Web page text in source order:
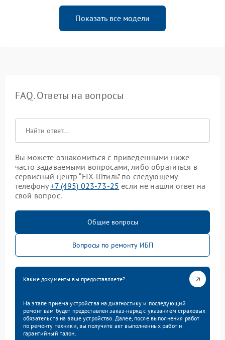
Показать все модели
FAQ. Ответы на вопросы
Вы можете ознакомиться с приведенными ниже
часто задаваемыми вопросами, либо обратиться в
сервисный центр “FIX-Штиль” по следующему
телефону+7 (495) 023-73-25 если не нашли ответ на
свой вопрос.
Общие вопросы
Вопросы по ремонту ИБП
Какие документы вы предоставляете?
На этапе приема устройства на диагностику и последующий
ремонт вам будет предоставлен заказ-наряд с указанием страховых
обязательств на ваше устройство. Далее, после выполнения работ
по ремонту техники, вы получите акт выполненных работ и
гарантийный талон.